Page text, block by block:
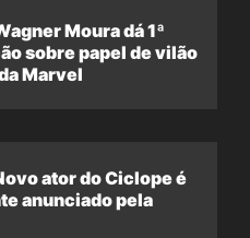
Moura dá 1ª
sobre papel de vilão
Marvel
ator do Ciclope é
anunciado pela